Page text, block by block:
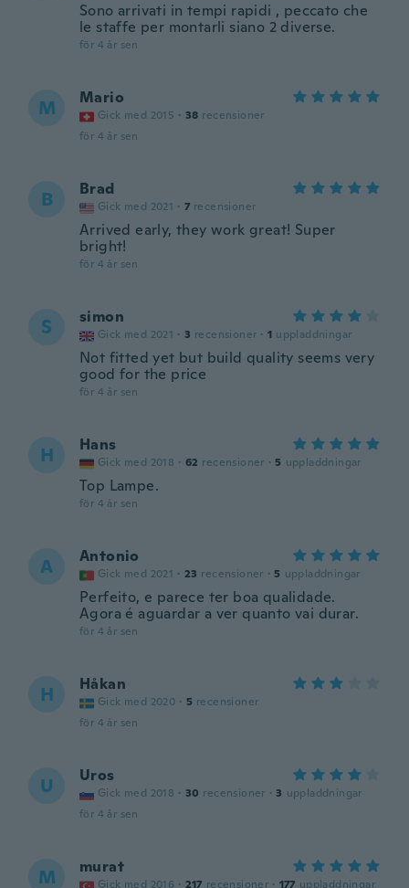
Sono arrivati in tempi rapidi , peccato che
le staffe per montarli siano 2 diverse.
för 4 år sen
M Mario
Gick med 2015 · 38 recensioner
för 4 år sen
B Brad
Gick med 2021 · 7 recensioner
Arrived early, they work great! Super
bright!
för 4 år sen
S simon
Gick med 2021 · 3 recensioner · 1 uppladdningar
Not fitted yet but build quality seems very
good for the price
för 4 år sen
H Hans
Gick med 2018 · 62 recensioner · 5 uppladdningar
Top Lampe.
för 4 år sen
A Antonio
Gick med 2021 · 23 recensioner · 5 uppladdningar
Perfeito, e parece ter boa qualidade.
Agora é aguardar a ver quanto vai durar.
för 4 år sen
H Håkan
Gick med 2020 · 5 recensioner
för 4 år sen
U Uros
Gick med 2018 · 30 recensioner · 3 uppladdningar
för 4 år sen
M murat
Gick med 2016 · 217 recensioner · 177 uppladdningar